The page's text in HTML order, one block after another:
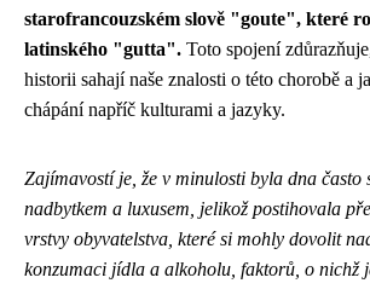
starofrancouzském slově "goute", které
latinského "gutta". Toto spojení
historii sahají naše znalosti o této chorobě a
chápání napříč kulturami a jazyky.
Zajímavostí je, že v minulosti byla dna často
nadbytkem a luxusem, jelikož postihovala
vrstvy obyvatelstva, které si mohly dovolit
konzumaci jídla a alkoholu, faktorů, o nichž